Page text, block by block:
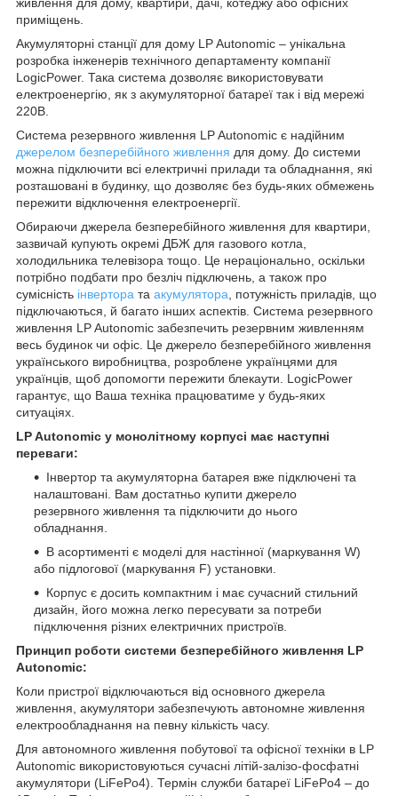
приміщень.
Акумуляторні станції для дому LP Autonomic – унікальна
розробка інженерів технічного департаменту компанії
LogicPower. Така система дозволяє використовувати
електроенергію, як з акумуляторної батареї так і від мережі
220В.
Система резервного живлення LP Autonomic є надійним
джерелом безперебійного живлення для дому. До системи
можна підключити всі електричні прилади та обладнання, які
розташовані в будинку, що дозволяє без будь-яких обмежень
пережити відключення електроенергії.
Обираючи джерела безперебійного живлення для квартири,
зазвичай купують окремі ДБЖ для газового котла,
холодильника телевізора тощо. Це нераціонально, оскільки
потрібно подбати про безліч підключень, а також про
сумісність інвертора та акумулятора , потужність приладів, що
підключаються, й багато інших аспектів. Система резервного
живлення LP Autonomic забезпечить резервним живленням
весь будинок чи офіс. Це джерело безперебійного живлення
українського виробництва, розроблене українцями для
українців, щоб допомогти пережити блекаути. LogicPower
гарантує, що Ваша техніка працюватиме у будь-яких
ситуаціях.
LP Autonomic у монолітному корпусі має наступні
переваги:
Інвертор та акумуляторна батарея вже підключені та
налаштовані. Вам достатньо купити джерело
резервного живлення та підключити до нього
обладнання.
В асортименті є моделі для настінної (маркування W)
або підлогової (маркування F) установки.
Корпус є досить компактним і має сучасний стильний
дизайн, його можна легко пересувати за потреби
підключення різних електричних пристроїв.
Принцип роботи системи безперебійного живлення LP
Autonomic:
Коли пристрої відключаються від основного джерела
живлення, акумулятори забезпечують автономне живлення
електрообладнання на певну кількість часу.
Для автономного живлення побутової та офісної техніки в LP
Autonomic використовуються сучасні літій-залізо-фосфатні
акумулятори (LiFePo4). Термін служби батареї LiFePo4 – до